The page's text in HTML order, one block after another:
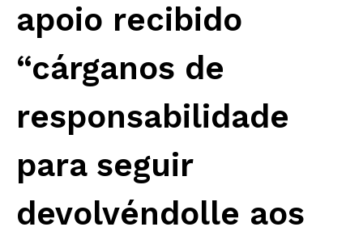
apoio recibido
“cárganos de
responsabilidade
para seguir
devolvéndolle aos